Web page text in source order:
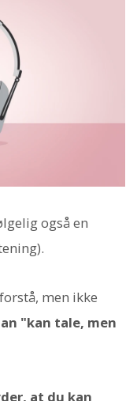
også en
men ikke
"kan tale, men
at du kan